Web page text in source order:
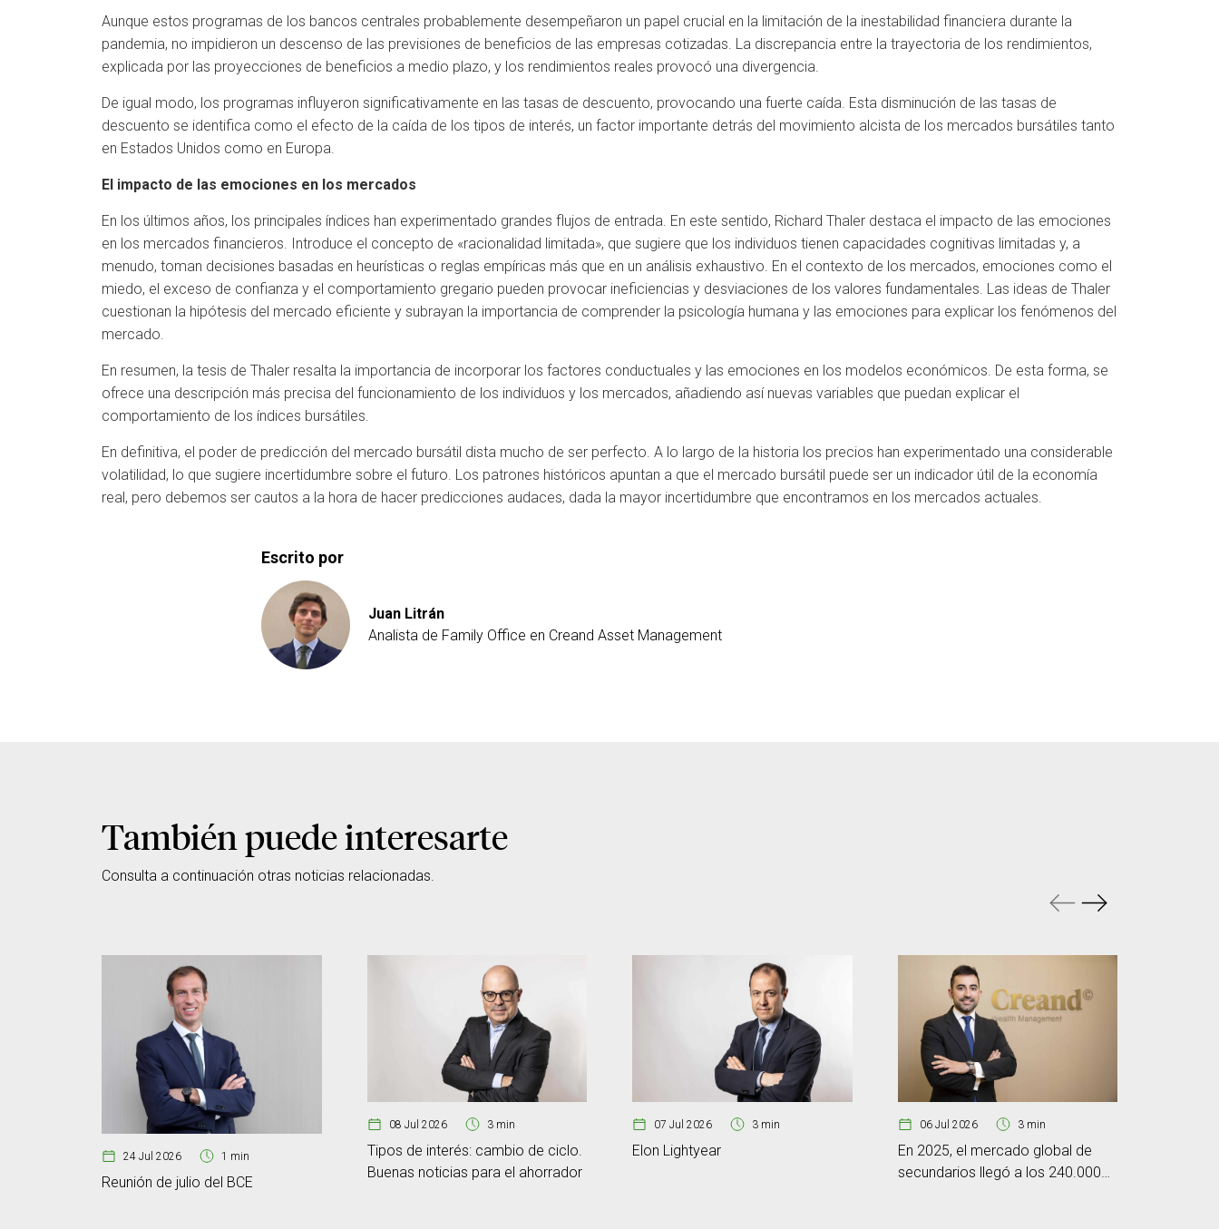
Aunque estos programas de los bancos centrales probablemente desempeñaron un papel crucial en la limitación de la inestabilidad financiera durante la
pandemia, no impidieron un descenso de las previsiones de beneficios de las empresas cotizadas. La discrepancia entre la trayectoria de los rendimientos,
explicada por las proyecciones de beneficios a medio plazo, y los rendimientos reales provocó una divergencia.
De igual modo, los programas influyeron significativamente en las tasas de descuento, provocando una fuerte caída. Esta disminución de las tasas de
descuento se identifica como el efecto de la caída de los tipos de interés, un factor importante detrás del movimiento alcista de los mercados bursátiles tanto
en Estados Unidos como en Europa.
El impacto de las emociones en los mercados
En los últimos años, los principales índices han experimentado grandes flujos de entrada. En este sentido, Richard Thaler destaca el impacto de las emociones
en los mercados financieros. Introduce el concepto de «racionalidad limitada», que sugiere que los individuos tienen capacidades cognitivas limitadas y, a
menudo, toman decisiones basadas en heurísticas o reglas empíricas más que en un análisis exhaustivo. En el contexto de los mercados, emociones como el
miedo, el exceso de confianza y el comportamiento gregario pueden provocar ineficiencias y desviaciones de los valores fundamentales. Las ideas de Thaler
cuestionan la hipótesis del mercado eficiente y subrayan la importancia de comprender la psicología humana y las emociones para explicar los fenómenos del
mercado.
En resumen, la tesis de Thaler resalta la importancia de incorporar los factores conductuales y las emociones en los modelos económicos. De esta forma, se
ofrece una descripción más precisa del funcionamiento de los individuos y los mercados, añadiendo así nuevas variables que puedan explicar el
comportamiento de los índices bursátiles.
En definitiva, el poder de predicción del mercado bursátil dista mucho de ser perfecto. A lo largo de la historia los precios han experimentado una considerable
volatilidad, lo que sugiere incertidumbre sobre el futuro. Los patrones históricos apuntan a que el mercado bursátil puede ser un indicador útil de la economía
real, pero debemos ser cautos a la hora de hacer predicciones audaces, dada la mayor incertidumbre que encontramos en los mercados actuales.
Escrito por
Juan Litrán
Analista de Family Office en Creand Asset Management
También puede interesarte
Consulta a continuación otras noticias relacionadas.
24 Jul 2026 1 min
Reunión de julio del BCE
08 Jul 2026 3 min
Tipos de interés: cambio de ciclo.
Buenas noticias para el ahorrador
07 Jul 2026 3 min
Elon Lightyear
06 Jul 2026 3 min
En 2025, el mercado global de
secundarios llegó a los 240.000